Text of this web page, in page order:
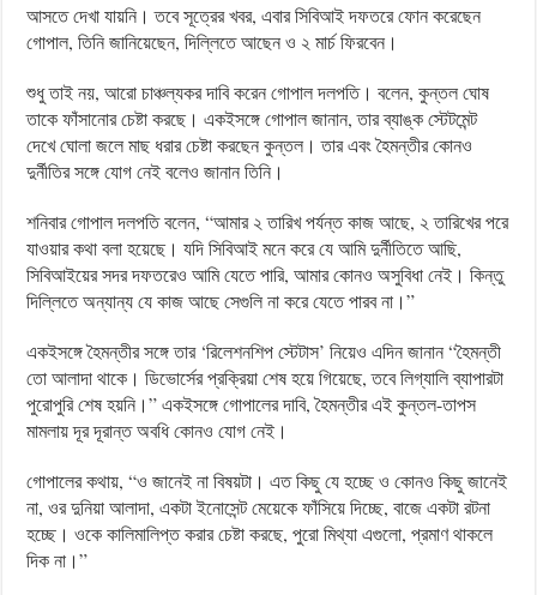
আসতে দেখা যায়নি। তবে সূত্রের খবর, এবার সিবিআই দফতরে ফোন করেছেন
গোপাল, তিনি জানিয়েছেন, দিল্লিতে আছেন ও ২ মার্চ ফিরবেন।
শুধু তাই নয়, আরো চাঞ্চল্যকর দাবি করেন গোপাল দলপতি। বলেন, কুন্তল ঘোষ
তাকে ফাঁসানোর চেষ্টা করছে। একইসঙ্গে গোপাল জানান, তার ব্যাঙ্ক স্টেটমেন্ট
দেখে ঘোলা জলে মাছ ধরার চেষ্টা করছেন কুন্তল। তার এবং হৈমন্তীর কোনও
দুর্নীতির সঙ্গে যোগ নেই বলেও জানান তিনি।
শনিবার গোপাল দলপতি বলেন, “আমার ২ তারিখ পর্যন্ত কাজ আছে, ২ তারিখের পরে
যাওয়ার কথা বলা হয়েছে। যদি সিবিআই মনে করে যে আমি দুর্নীতিতে আছি,
সিবিআইয়ের সদর দফতরেও আমি যেতে পারি, আমার কোনও অসুবিধা নেই। কিন্তু
দিল্লিতে অন্যান্য যে কাজ আছে সেগুলি না করে যেতে পারব না।”
একইসঙ্গে হৈমন্তীর সঙ্গে তার ‘রিলেশনশিপ স্টেটাস’ নিয়েও এদিন জানান “হৈমন্তী
তো আলাদা থাকে। ডিভোর্সের প্রক্রিয়া শেষ হয়ে গিয়েছে, তবে লিগ্যালি ব্যাপারটা
পুরোপুরি শেষ হয়নি।” একইসঙ্গে গোপালের দাবি, হৈমন্তীর এই কুন্তল-তাপস
মামলায় দূর দূরান্ত অবধি কোনও যোগ নেই।
গোপালের কথায়, “ও জানেই না বিষয়টা। এত কিছু যে হচ্ছে ও কোনও কিছু জানেই
না, ওর দুনিয়া আলাদা, একটা ইনোসেন্ট মেয়েকে ফাঁসিয়ে দিচ্ছে, বাজে একটা রটনা
হচ্ছে। ওকে কালিমালিপ্ত করার চেষ্টা করছে, পুরো মিথ্যা এগুলো, প্রমাণ থাকলে
দিক না।”